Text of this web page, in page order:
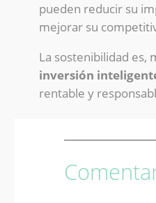
pueden reducir su
mejorar su
La sostenibilidad es,
inversión
rentable y